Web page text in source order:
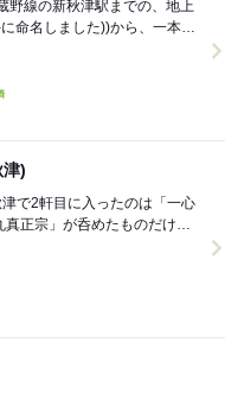
命名しました))から、一本外
津)
で2軒目に入ったのは「一心